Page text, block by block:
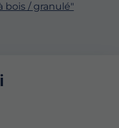
bois / granulé"